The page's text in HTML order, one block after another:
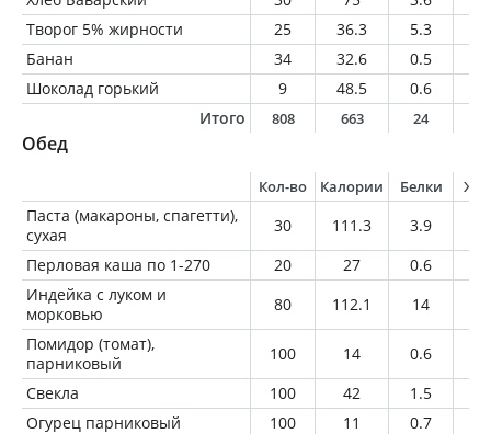
Творог 5% жирности
25 36.3 5.3
Банан
34 32.6 0.5
Шоколад горький
9 48.5 0.6
Итого
808 663 24
Обед
Кол-во Калории Белки
Паста (макароны, спагетти),
сухая
30 111.3 3.9
Перловая каша по 1-270
20 27 0.6
Индейка с луком и
морковью
80 112.1 14
Помидор (томат),
парниковый
100 14 0.6
Свекла
100 42 1.5
Огурец парниковый
100 11 0.7